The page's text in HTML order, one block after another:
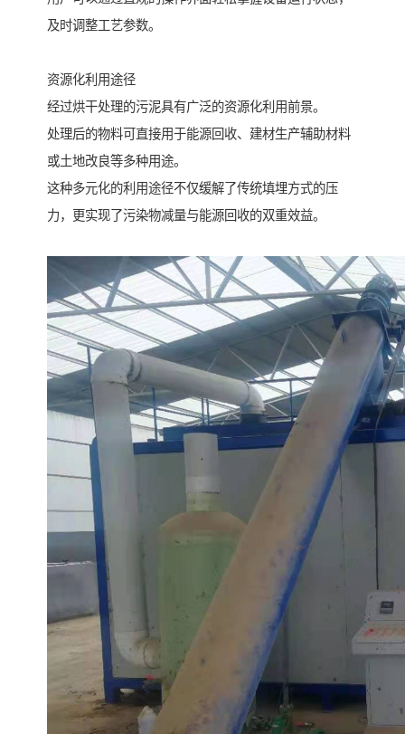
及时调整工艺参数。
资源化利用途径
经过烘干处理的污泥具有广泛的资源化利用前景。
处理后的物料可直接用于能源回收、建材生产辅助材料
或土地改良等多种用途。
这种多元化的利用途径不仅缓解了传统填埋方式的压
力，更实现了污染物减量与能源回收的双重效益。